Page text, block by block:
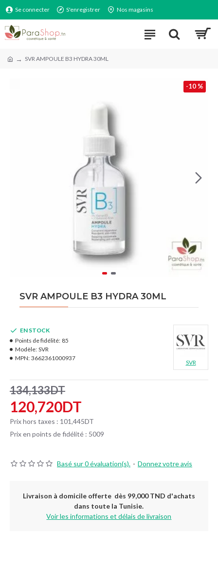
Se connecter S'enregistrer Nos magasins
SVR AMPOULE B3 HYDRA 30ML
-10 %
SVR AMPOULE B3 HYDRA 30ML
Basé sur 0 évaluation(s). - Donnez votre avis
120,720DT
134,133DT
Prix hors taxes : 101,445DT
Prix en points de fidélité : 5009
EN STOCK
Points de fidélité: 85
Modèle: SVR
MPN: 3662361000937
SVR
Livraison à domicile offerte dès 99,000 TND d'achats
dans toute la Tunisie.
Voir les informations et délais de livraison